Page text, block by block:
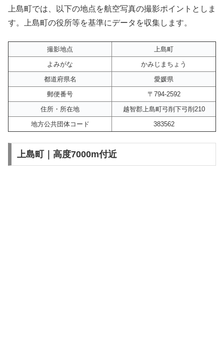
上島町では、以下の地点を航空写真の撮影ポイントとしま
す。上島町の役所等を基準にデータを収集します。
撮影地点
上島町
よみがな
かみじまちょう
都道府県名
愛媛県
郵便番号
〒794-2592
住所・所在地
越智郡上島町弓削下弓削210
地方公共団体コード
383562
上島町｜高度7000m付近